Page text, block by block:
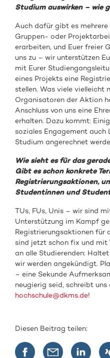
Studium auswirken – wie
Auch dafür gibt es
Gruppen- oder
erarbeiten, und Euer freier
uns zu – wir unterstützen
mit Eurer
eines Projekts eine
stellen. Was viele vielleicht
Organisatoren der Aktion
Anschluss von uns eine
erhalten. Dazu kommt:
soziales Engagement
Studium angerechnet
Wie sieht es für das
Gibt es schon konkrete
Registrierungsaktionen,
Studentinnen und
TUs, FUs, Unis – wir sind
Unterstützung im Kampf
Registrierungsaktionen für
sind jetzt schon fix und mit
an alle Studierenden:
wir werden angekündigt.
– eine Sekunde
neugierig seid, schreibt
hochschule@dkms.de!
Diesen Beitrag teilen: